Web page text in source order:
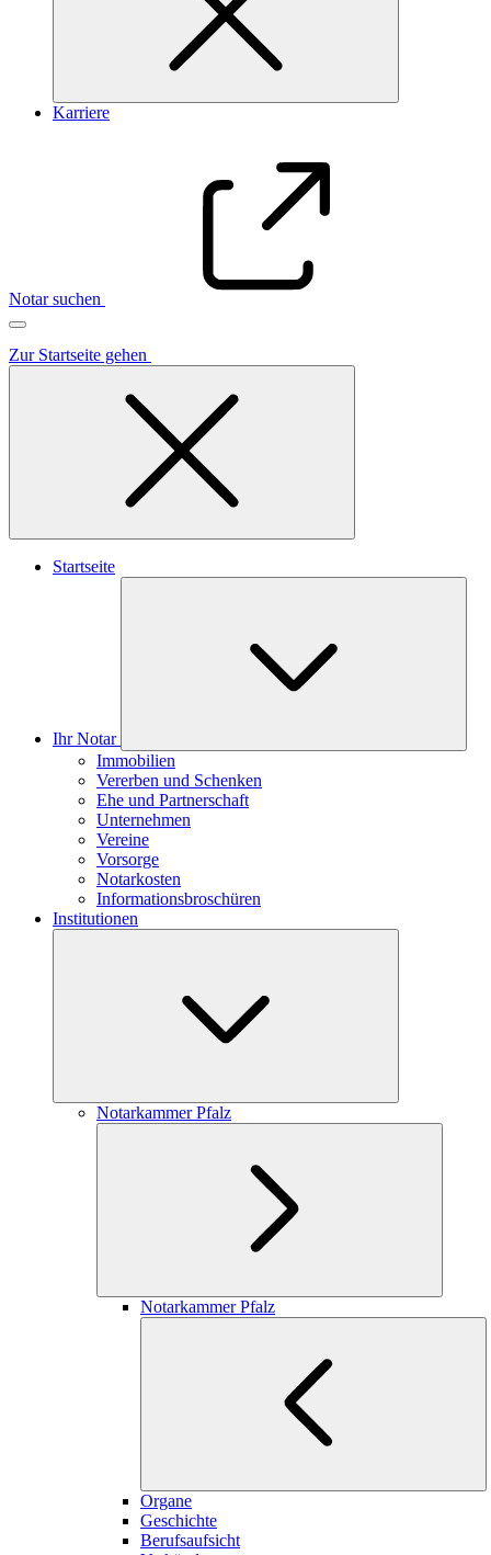
Karriere
Notar suchen
Zur Startseite gehen
Startseite
Ihr Notar
Immobilien
Vererben und Schenken
Ehe und Partnerschaft
Unternehmen
Vereine
Vorsorge
Notarkosten
Informationsbroschüren
Institutionen
Notarkammer Pfalz
Notarkammer Pfalz
Organe
Geschichte
Berufsaufsicht